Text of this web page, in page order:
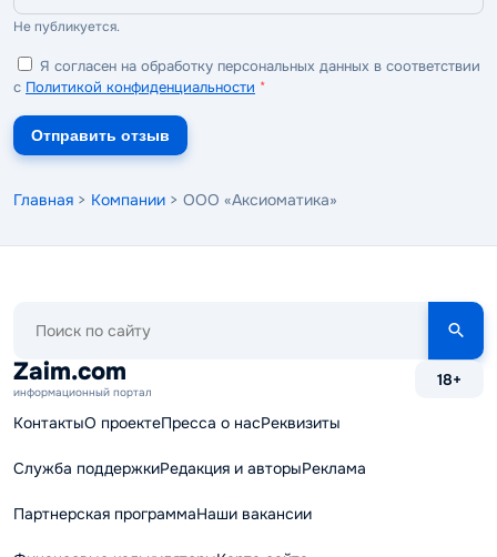
Не публикуется.
Я согласен на обработку персональных данных в соответствии
с Политикой конфиденциальности *
Отправить отзыв
Главная > Компании > ООО «Аксиоматика»
сайту
Zaim.com
информационный портал
18+
КонтактыО проектеПресса о насРеквизиты
Служба поддержкиРедакция и авторыРеклама
Партнерская программаНаши вакансии